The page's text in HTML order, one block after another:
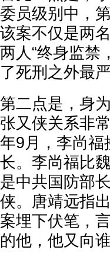
委员级别中，
该案不仅是两
两人“终身监禁
了死刑之外最
第二点是，身
张又侠关系非
年9月，李尚福
长。李尚福比
是中共国防部
侠。唐靖远指
案埋下伏笔，
的他，他又向